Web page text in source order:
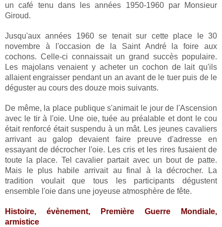
un café tenu dans les années 1950-1960 par Monsieur
Giroud.
Jusqu'aux années 1960 se tenait sur cette place le 30
novembre à l'occasion de la Saint André la foire aux
cochons. Celle-ci connaissait un grand succès populaire.
Les majolans venaient y acheter un cochon de lait qu'ils
allaient engraisser pendant un an avant de le tuer puis de le
déguster au cours des douze mois suivants.
De même, la place publique s'animait le jour de l'Ascension
avec le tir à l'oie. Une oie, tuée au préalable et dont le cou
était renforcé était suspendu à un mât. Les jeunes cavaliers
arrivant au galop devaient faire preuve d'adresse en
essayant de décrocher l'oie. Les cris et les rires fusaient de
toute la place. Tel cavalier partait avec un bout de patte.
Mais le plus habile arrivait au final à la décrocher. La
tradition voulait que tous les participants dégustent
ensemble l'oie dans une joyeuse atmosphère de fête.
Histoire, évènement, Première Guerre Mondiale,
armistice